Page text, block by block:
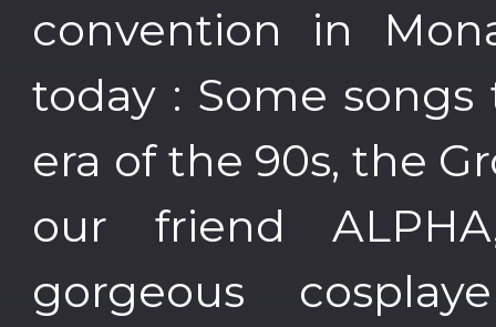
convention in
today : Some
era of the 90s, the
our friend
gorgeous